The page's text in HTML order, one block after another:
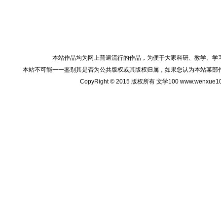
本站作品均为网上普遍流行的作品，为便于大家科研、教学、
本站不可能一一鉴别其是否为公共版权或其版权归属，如果您认为本站某
CopyRight © 2015 版权所有 文学100